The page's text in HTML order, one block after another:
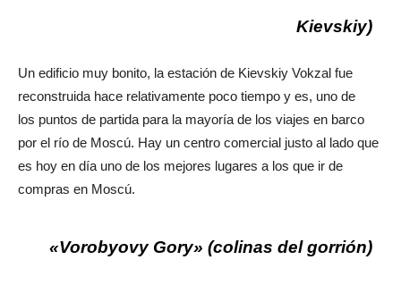
Kievskiy)
Un edificio muy bonito, la estación de Kievskiy Vokzal fue
reconstruida hace relativamente poco tiempo y es, uno de
los puntos de partida para la mayoría de los viajes en barco
por el río de Moscú. Hay un centro comercial justo al lado que
es hoy en día uno de los mejores lugares a los que ir de
compras en Moscú.
«Vorobyovy Gory» (colinas del gorrión)